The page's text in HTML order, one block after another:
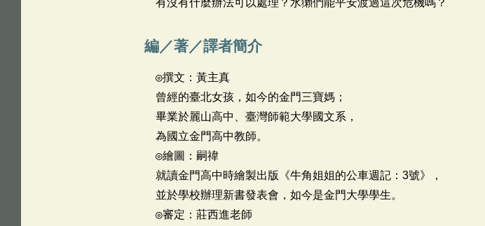
有沒有什麼辦法可以處理？水獺們能平安渡過這次危機嗎？
編／著／譯者簡介
◎撰文：黃主真
曾經的臺北女孩，如今的金門三寶媽；
畢業於麗山高中、臺灣師範大學國文系，
為國立金門高中教師。
◎繪圖：嗣禕
就讀金門高中時繪製出版《牛角姐姐的公車週記：3號》，
並於學校辦理新書發表會，如今是金門大學學生。
◎審定：莊西進老師